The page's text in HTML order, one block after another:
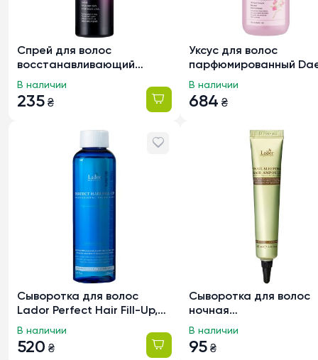
Спрей для волос
восстанавливающий
Bogenia Professional
Restorative Spray 12в1
BG407, 250мл
235 ₴
В наличии
Уксус для волос
парфюмированный
Gi Meo Ri Doori
Mellow, 120мл
684 ₴
В наличии
Сыворотка для волос
Lador Perfect Hair Fill-Up,
150 мл
520 ₴
В наличии
Сыворотка для волос
ночная
восстанавливающая
поврежденных волос
Snail Sleeping Hair
95 ₴
В наличии